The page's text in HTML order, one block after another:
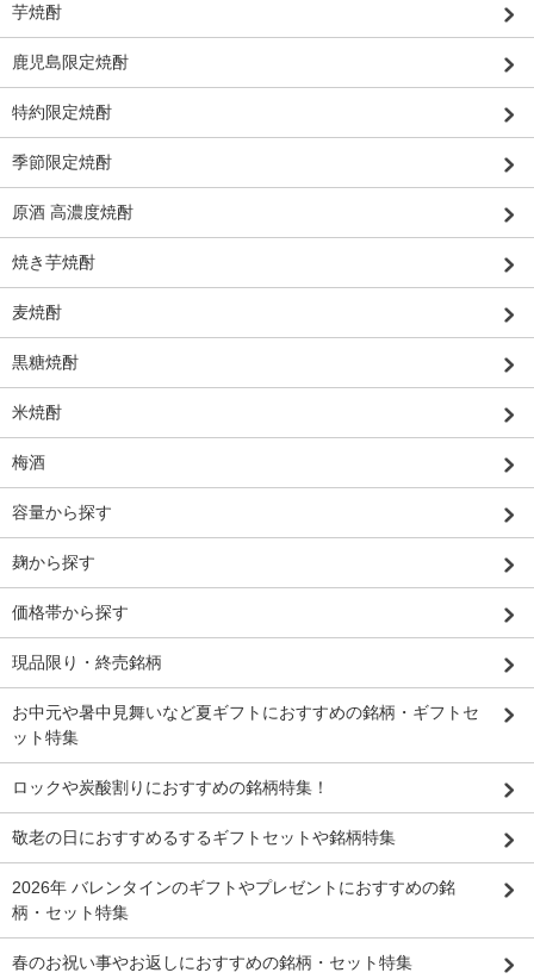
芋焼酎
鹿児島限定焼酎
特約限定焼酎
季節限定焼酎
原酒 高濃度焼酎
焼き芋焼酎
麦焼酎
黒糖焼酎
米焼酎
梅酒
容量から探す
麹から探す
価格帯から探す
現品限り・終売銘柄
お中元や暑中見舞いなど夏ギフトにおすすめの銘柄・ギフトセ
ット特集
ロックや炭酸割りにおすすめの銘柄特集！
敬老の日におすすめるするギフトセットや銘柄特集
2026年 バレンタインのギフトやプレゼントにおすすめの銘
柄・セット特集
春のお祝い事やお返しにおすすめの銘柄・セット特集